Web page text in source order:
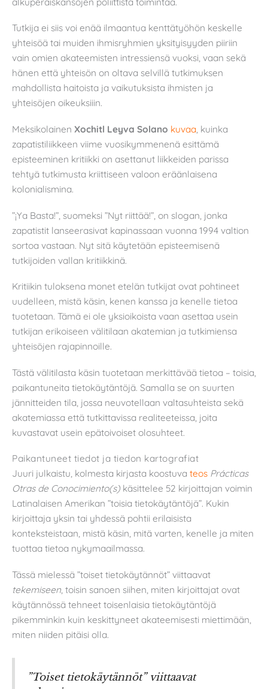
Tutkija ei siis voi enää ilmaantua kenttätyöhön keskelle
yhteisöä tai muiden ihmisryhmien yksityisyyden piiriin
vain omien akateemisten intressiensä vuoksi, vaan sekä
hänen että yhteisön on oltava selvillä tutkimuksen
mahdollista haitoista ja vaikutuksista ihmisten ja
yhteisöjen oikeuksiiin.
Meksikolainen Xochitl Leyva Solano kuvaa, kuinka
zapatistiliikkeen viime vuosikymmenenä esittämä
episteeminen kritiikki on asettanut liikkeiden parissa
tehtyä tutkimusta kriittiseen valoon eräänlaisena
kolonialismina.
”¡Ya Basta!”, suomeksi ”Nyt riittää!”, on slogan, jonka
zapatistit lanseerasivat kapinassaan vuonna 1994 valtion
sortoa vastaan. Nyt sitä käytetään episteemisenä
tutkijoiden vallan kritiikkinä.
Kritiikin tuloksena monet etelän tutkijat ovat pohtineet
uudelleen, mistä käsin, kenen kanssa ja kenelle tietoa
tuotetaan. Tämä ei ole yksioikoista vaan asettaa usein
tutkijan erikoiseen välitilaan akatemian ja tutkimiensa
yhteisöjen rajapinnoille.
Tästä välitilasta käsin tuotetaan merkittävää tietoa – toisia,
paikantuneita tietokäytäntöjä. Samalla se on suurten
jännitteiden tila, jossa neuvotellaan valtasuhteista sekä
akatemiassa että tutkittavissa realiteeteissa, joita
kuvastavat usein epätoivoiset olosuhteet.
Paikantuneet tiedot ja tiedon kartografiat
Juuri julkaistu, kolmesta kirjasta koostuva teos Prácticas
Otras de Conocimiento(s)käsittelee 52 kirjoittajan voimin
Latinalaisen Amerikan ”toisia tietokäytäntöjä”. Kukin
kirjoittaja yksin tai yhdessä pohtii erilaisista
konteksteistaan, mistä käsin, mitä varten, kenelle ja miten
tuottaa tietoa nykymaailmassa.
Tässä mielessä ”toiset tietokäytännöt” viittaavat
tekemiseen , toisin sanoen siihen, miten kirjoittajat ovat
käytännössä tehneet toisenlaisia tietokäytäntöjä
pikemminkin kuin keskittyneet akateemisesti miettimään,
miten niiden pitäisi olla.
”Toiset tietokäytännöt” viittaavat